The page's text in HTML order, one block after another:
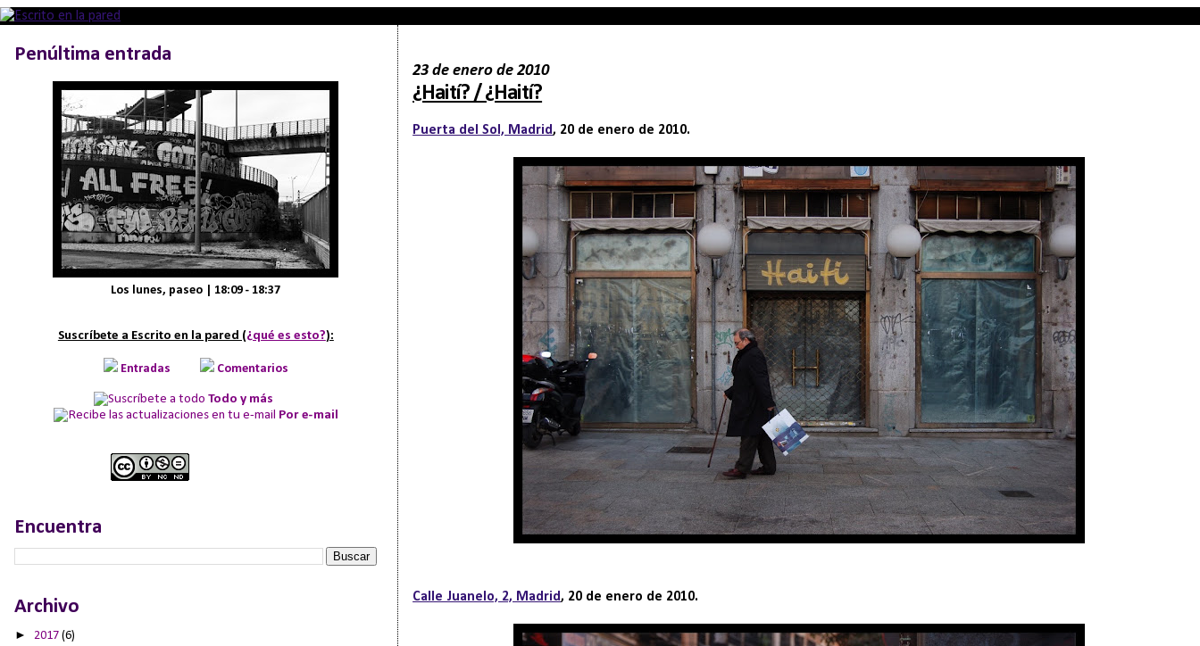
23 de enero de 2010
¿Haití? / ¿Haití?
Puerta del Sol, Madrid, 20 de enero de 2010.
Calle Juanelo, 2, Madrid, 20 de enero de 2010.
Penúltima entrada
Los lunes, paseo | 18:09 - 18:37
Suscríbete a Escrito en la pared (¿qué es esto?):
Entradas Comentarios
Todo y más
Por e-mail
Encuentra
Archivo
► 2017 (6)